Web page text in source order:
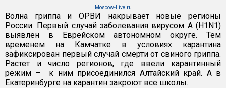
Moscow-Live.ru
Волна гриппа и ОРВИ накрывает новые регионы
России. Первый случай заболевания вирусом A (H1N1)
выявлен в Еврейском автономном округе. Тем
временем на Камчатке в условиях карантина
зафиксирован первый случай смерти от свиного гриппа.
Растет и число регионов, где ввели карантинный
режим – к ним присоединился Алтайский край. А в
Екатеринбурге на карантин закроют все школы.